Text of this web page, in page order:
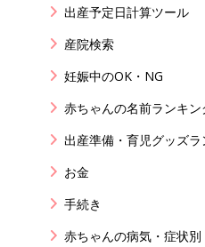
出産予定日計算ツール
産院検索
妊娠中のOK・NG
赤ちゃんの名前ランキン
出産準備・育児グッズ
お金
手続き
赤ちゃんの病気・症状